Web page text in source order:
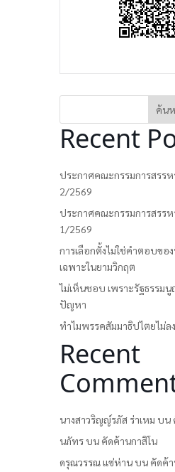
ค้น
Recent
ประกาศคณะกรรมการสรร
2/2569
ประกาศคณะกรรมการสรร
1/2569
การเลือกตั้งไม่ใช่คำตอบขอ
เฉพาะในยามวิกฤต
ไม่เห็นชอบ เพราะรัฐธรรม
ปัญหา
ทำไมพรรคสัมมาธิปไตยไม่ล
Recent
นางสาวริญญ์รภัส ร่าเหม บน
นภัทร บน คัดค้านกาสิโน
ดรุณวรรณ แซ่ห่าน บน คัดค้